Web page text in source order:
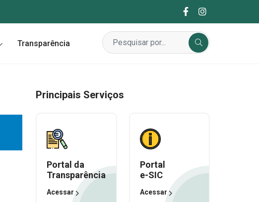
Transparência
Principais Serviços
Portal da
Transparência
Acessar
Portal
e-SIC
Acessar